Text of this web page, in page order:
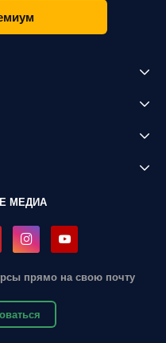
МЕДИА
прямо на свою почту